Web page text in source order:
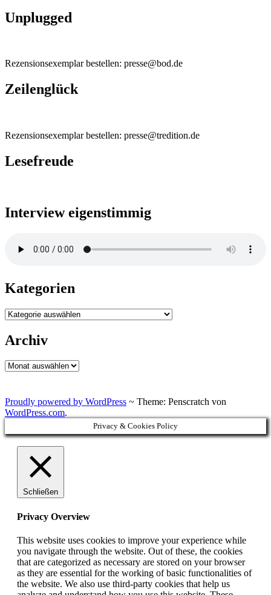
Unplugged
Rezensionsexemplar bestellen: presse@bod.de
Zeilenglück
Rezensionsexemplar bestellen: presse@tredition.de
Lesefreude
Interview eigenstimmig
Kategorien
Kategorien
Archiv
Archiv
Proudly powered by WordPress ~ Theme: Penscratch von
WordPress.com.
Privacy & Cookies Policy
Schließen
Privacy Overview
This website uses cookies to improve your experience while
you navigate through the website. Out of these, the cookies
that are categorized as necessary are stored on your browser
as they are essential for the working of basic functionalities of
the website. We also use third-party cookies that help us